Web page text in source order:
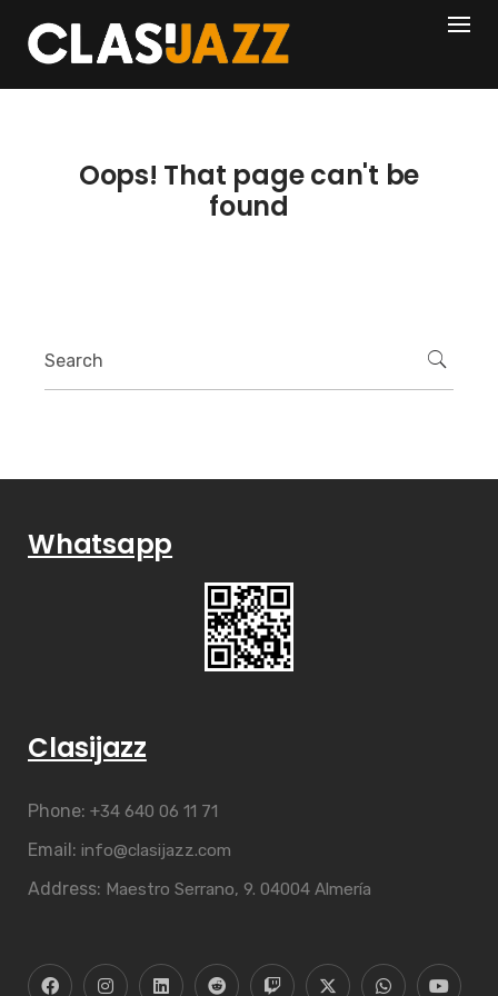
content
404
Oops! That page can't be
found
Whatsapp
Clasijazz
Phone: +34 640 06 11 71
Email: info@clasijazz.com
Address: Maestro Serrano, 9. 04004 Almería